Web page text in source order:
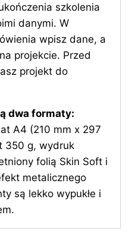
szkolenia
danymi. W
wpisz dane, a
projekcie. Przed
projekt do
dwa formaty:
A4 (210 mm x 297
350 g, wydruk
folią Skin Soft i
metalicznego
są lekko wypukłe i